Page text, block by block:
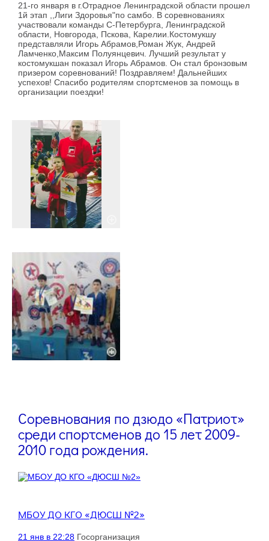
21-го января в г.Отрадное Ленинградской области прошел
1й этап ,,Лиги Здоровья"по самбо. В соревнованиях
участвовали команды С-Петербурга, Ленинградской
области, Новгорода, Пскова, Карелии.Костомукшу
представляли Игорь Абрамов,Роман Жук, Андрей
Ламченко,Максим Полуянцевич. Лучший результат у
костомукшан показал Игорь Абрамов. Он стал бронзовым
призером соревнований! Поздравляем! Дальнейших
успехов! Спасибо родителям спортсменов за помощь в
организации поездки!
Соревнования по дзюдо «Патриот»
среди спортсменов до 15 лет 2009-
2010 года рождения.
МБОУ ДО КГО «ДЮСШ №2»
21 янв в 22:28 Госорганизация